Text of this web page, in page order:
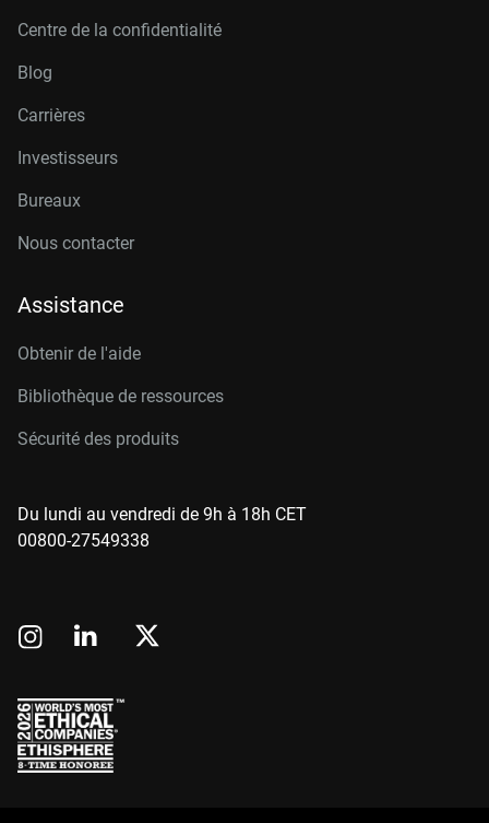
Centre de la confidentialité
Blog
Carrières
Investisseurs
Bureaux
Nous contacter
Assistance
Obtenir de l'aide
Bibliothèque de ressources
Sécurité des produits
Du lundi au vendredi de 9h à 18h CET
00800-27549338